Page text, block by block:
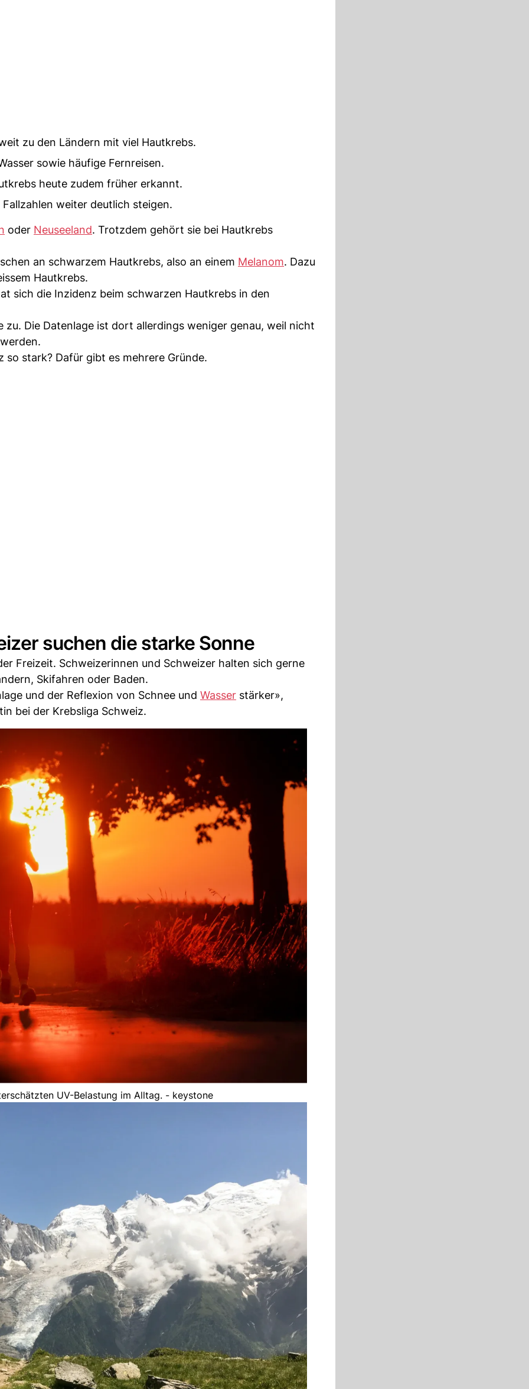
zu den Ländern mit viel Hautkrebs.
sowie häufige Fernreisen.
heute zudem früher erkannt.
weiter deutlich steigen.
oder Neuseeland. Trotzdem gehört sie bei Hautkrebs
an schwarzem Hautkrebs, also an einem Melanom. Dazu
Hautkrebs.
sich die Inzidenz beim schwarzen Hautkrebs in den
zu. Die Datenlage ist dort allerdings weniger genau, weil nicht
stark? Dafür gibt es mehrere Gründe.
suchen die starke Sonne
Freizeit. Schweizerinnen und Schweizer halten sich gerne
Skifahren oder Baden.
und der Reflexion von Schnee und Wasser stärker»,
bei der Krebsliga Schweiz.
UV-Belastung im Alltag. - keystone